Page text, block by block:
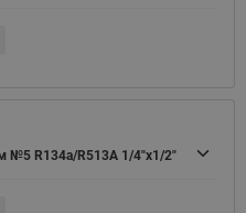
№5 R134a/R513A 1/4"x1/2"